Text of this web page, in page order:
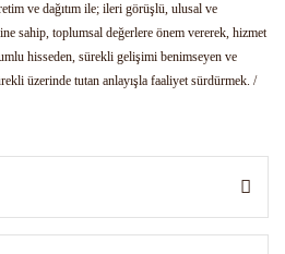
ve dağıtım ile; ileri görüşlü, ulusal ve
sahip, toplumsal değerlere önem vererek, hizmet
hisseden, sürekli gelişimi benimseyen ve
üzerinde tutan anlayışla faaliyet sürdürmek. /